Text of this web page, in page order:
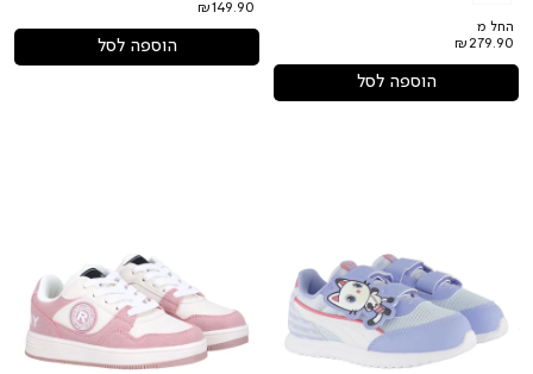
החל מ
₪279.90
הוספה לסל
₪149.90
הוספה לסל
DOLLHOUSE
Inf
לילדות